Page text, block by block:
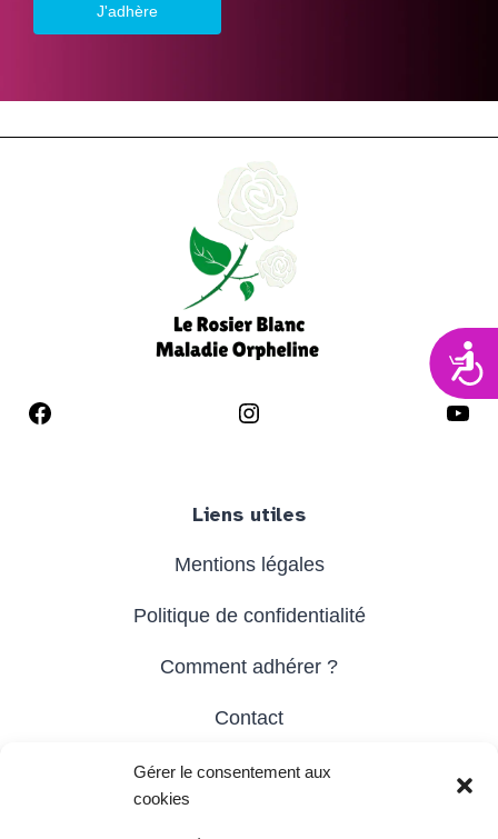
Gérer le consentement aux
cookies
J'adhère
Liens utiles
Mentions légales
Politique de confidentialité
Comment adhérer ?
Contact
Site réalisé par